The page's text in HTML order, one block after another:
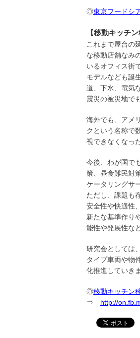
◎東京フードシ
【移動キッチ
これまで屋台の
な移動店舗なみ
いるオフィス街
モデルなども誕
道、下水、電気
震災の被災地で
海外でも、アメ
クという名称で
視できなくなっ
今後、わが国で
策、昼食難民対
ケータリングサ
ただし、課題も
安全性や快適性
新たな基準作り
能性や発展性な
研究会としては
タイプ車両や物
化推進していき
◎移動キッチン
⇒ http://